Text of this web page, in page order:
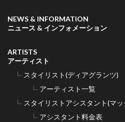
NEWS & INFORMATION
ニュース & インフォメーション
ARTISTS
アーティスト
スタイリスト(ディアグランツ)
アーティスト一覧
スタイリストアシスタント(マッ
アシスタント料金表